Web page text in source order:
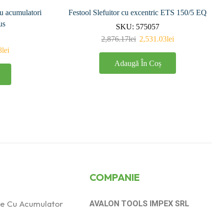
acumulatori
lei
Festool Slefuitor cu excentric ETS 150/5 EQ
SKU: 575057
2,876.17lei 2,531.03lei
Adaugă În Coș
Cu Acumulator
COMPANIE
AVALON TOOLS IMPEX SRL